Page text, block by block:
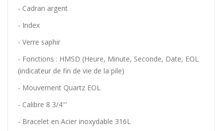
- Cadran argent
- Index
- Verre saphir
- Fonctions : HMSD (Heure, Minute, Seconde, Date, EOL
(indicateur de fin de vie de la pile)
- Mouvement Quartz EOL
- Calibre 8 3/4'''
- Bracelet en Acier inoxydable 316L